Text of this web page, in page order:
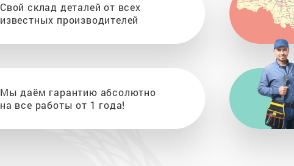
Свой склад деталей от всех
известных производителей
Мы даём гарантию абсолютно
на все работы от 1 года!